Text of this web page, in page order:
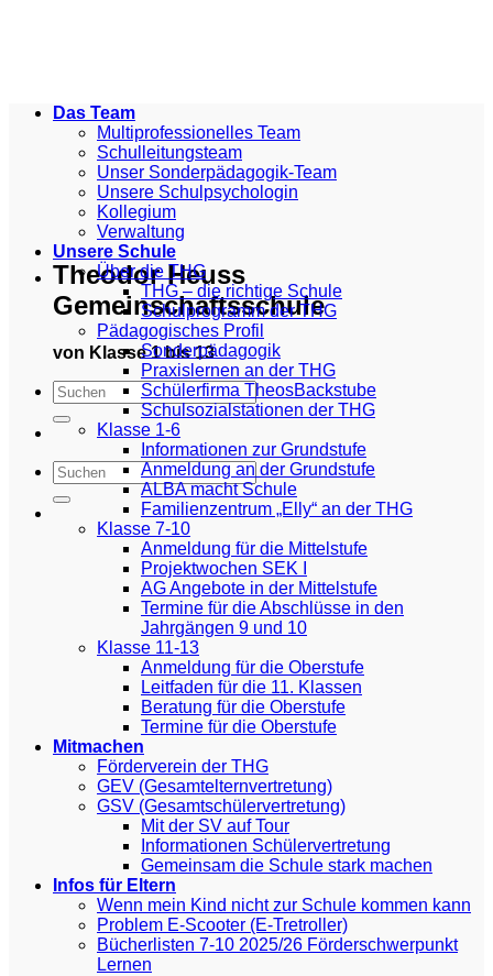
Theodor Heuss
Gemeinschaftsschule
von Klasse 1 bis 13
Das Team
Multiprofessionelles Team
Schulleitungsteam
Unser Sonderpädagogik-Team
Unsere Schulpsychologin
Kollegium
Verwaltung
Unsere Schule
Über die THG
THG – die richtige Schule
Schulprogramm der THG
Pädagogisches Profil
Sonderpädagogik
Praxislernen an der THG
Schülerfirma TheosBackstube
Schulsozialstationen der THG
Klasse 1-6
Informationen zur Grundstufe
Anmeldung an der Grundstufe
ALBA macht Schule
Familienzentrum „Elly“ an der THG
Klasse 7-10
Anmeldung für die Mittelstufe
Projektwochen SEK I
AG Angebote in der Mittelstufe
Termine für die Abschlüsse in den
Jahrgängen 9 und 10
Klasse 11-13
Anmeldung für die Oberstufe
Leitfaden für die 11. Klassen
Beratung für die Oberstufe
Termine für die Oberstufe
Mitmachen
Förderverein der THG
GEV (Gesamtelternvertretung)
GSV (Gesamtschülervertretung)
Mit der SV auf Tour
Informationen Schülervertretung
Gemeinsam die Schule stark machen
Infos für Eltern
Wenn mein Kind nicht zur Schule kommen kann
Problem E-Scooter (E-Tretroller)
Bücherlisten 7-10 2025/26 Förderschwerpunkt
Lernen